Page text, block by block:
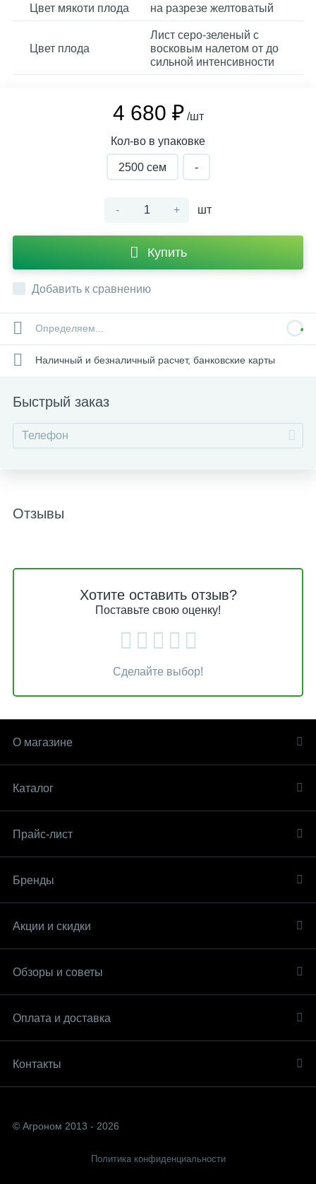
Цвет мякоти плода на разрезе желтоватый
Цвет плода
Лист серо-зеленый с
восковым налетом от до
сильной интенсивности
4 680 ₽ /шт
Кол-во в упаковке
2500 сем -
- + шт
Купить
Добавить к сравнению
Определяем...
Наличный и безналичный расчет, банковские карты
Быстрый заказ
Отзывы
Хотите оставить отзыв?
Поставьте свою оценку!
Сделайте выбор!
О магазине
Каталог
Прайс-лист
Бренды
Акции и скидки
Обзоры и советы
Оплата и доставка
Контакты
© Агроном 2013 - 2026
Политика конфиденциальности